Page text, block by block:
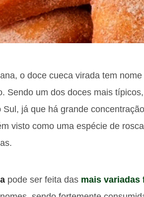
o doce cueca virada tem
Sendo um dos doces mais
Sul, já que há grande
visto como uma espécie de
pode ser feita das mais variadas